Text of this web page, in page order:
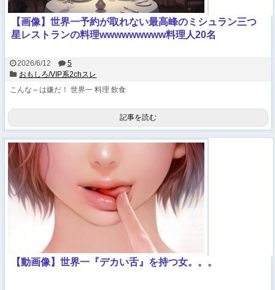
【画像】世界一予約が取れない最高峰のミシュラン三つ
星レストランの料理wwwwwwwww料理人20名
2026/6/12
5
おもしろ/VIP系2chスレ
こんな～は嫌だ！ 世界一 料理 飲食
記事を読む
【動画像】世界一『デカい舌』を持つ女。。。